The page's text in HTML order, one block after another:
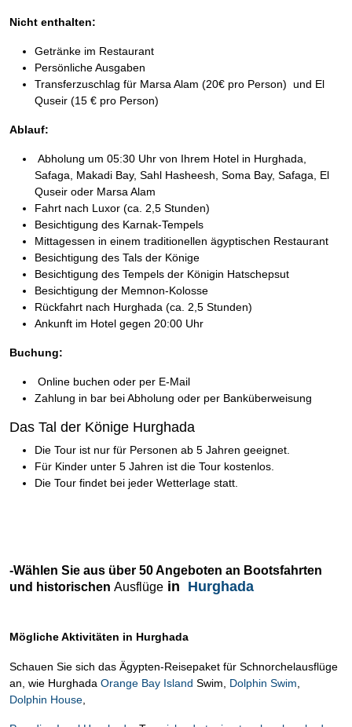
Nicht enthalten:
Getränke im Restaurant
Persönliche Ausgaben
Transferzuschlag für Marsa Alam (20€ pro Person) und El
Quseir (15 € pro Person)
Ablauf:
Abholung um 05:30 Uhr von Ihrem Hotel in Hurghada,
Safaga, Makadi Bay, Sahl Hasheesh, Soma Bay, Safaga, El
Quseir oder Marsa Alam
Fahrt nach Luxor (ca. 2,5 Stunden)
Besichtigung des Karnak-Tempels
Mittagessen in einem traditionellen ägyptischen Restaurant
Besichtigung des Tals der Könige
Besichtigung des Tempels der Königin Hatschepsut
Besichtigung der Memnon-Kolosse
Rückfahrt nach Hurghada (ca. 2,5 Stunden)
Ankunft im Hotel gegen 20:00 Uhr
Buchung:
Online buchen oder per E-Mail
Zahlung in bar bei Abholung oder per Banküberweisung
Das Tal der Könige Hurghada
Die Tour ist nur für Personen ab 5 Jahren geeignet.
Für Kinder unter 5 Jahren ist die Tour kostenlos.
Die Tour findet bei jeder Wetterlage statt.
-Wählen Sie aus über 50 Angeboten an Bootsfahrten
und historischen Ausflüge in Hurghada
Mögliche Aktivitäten in Hurghada
Schauen Sie sich das Ägypten-Reisepaket für Schnorchelausflüge
an, wie Hurghada Orange Bay Island Swim, Dolphin Swim
Dolphin House